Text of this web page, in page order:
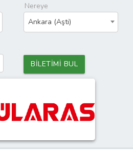
Nereye
Ankara (Aşti)
BİLETİMİ BUL